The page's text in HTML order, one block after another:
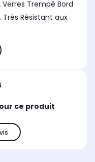
Trempé Bord
Résistant aux
ce produit